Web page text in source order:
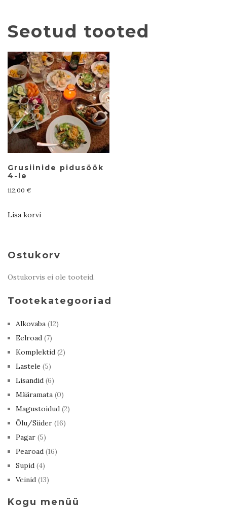
Seotud tooted
Grusiinide pidusöök
4-le
112,00 €
Lisa korvi
Ostukorv
Ostukorvis ei ole tooteid.
Tootekategooriad
Alkovaba (12)
Eelroad (7)
Komplektid (2)
Lastele (5)
Lisandid (6)
Määramata (0)
Magustoidud (2)
Õlu/Siider (16)
Pagar (5)
Pearoad (16)
Supid (4)
Veinid (13)
Kogu menüü